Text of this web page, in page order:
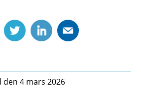
4 mars 2026